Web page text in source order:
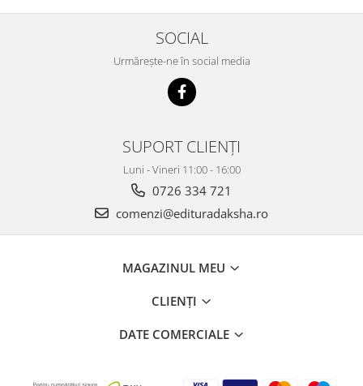
SOCIAL
Urmărește-ne în social media
SUPORT CLIENȚI
Luni - Vineri 11:00 - 16:00
0726 334 721
comenzi@edituradaksha.ro
MAGAZINUL MEU
CLIENȚI
DATE COMERCIALE